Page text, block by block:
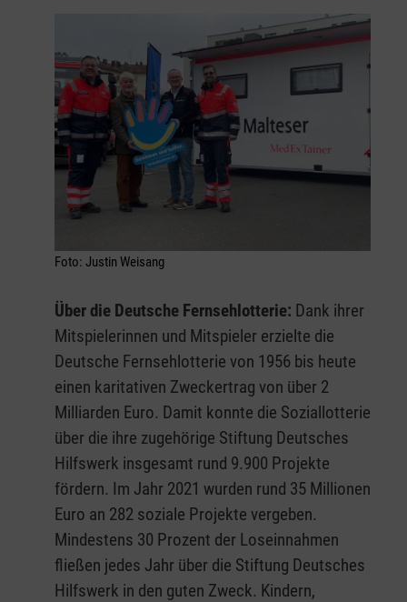
Foto: Justin Weisang
Über die Deutsche Fernsehlotterie: Dank ihrer
Mitspielerinnen und Mitspieler erzielte die
Deutsche Fernsehlotterie von 1956 bis heute
einen karitativen Zweckertrag von über 2
Milliarden Euro. Damit konnte die Soziallotterie
über die ihre zugehörige Stiftung Deutsches
Hilfswerk insgesamt rund 9.900 Projekte
fördern. Im Jahr 2021 wurden rund 35 Millionen
Euro an 282 soziale Projekte vergeben.
Mindestens 30 Prozent der Loseinnahmen
fließen jedes Jahr über die Stiftung Deutsches
Hilfswerk in den guten Zweck. Kindern,